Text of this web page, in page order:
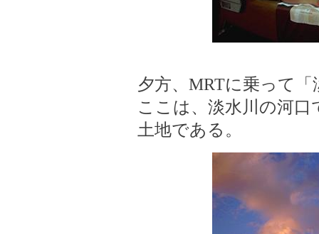
夕方、MRTに乗って
ここは、淡水川の河
土地である。